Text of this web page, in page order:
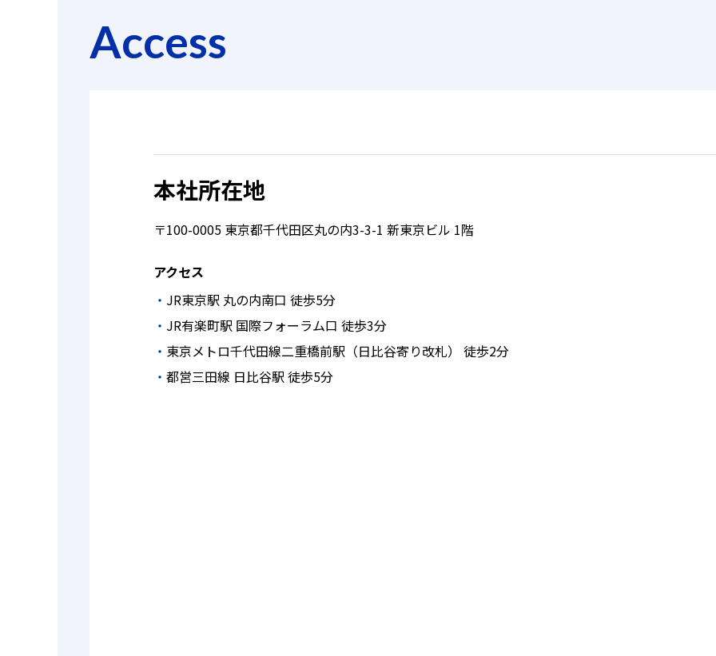
Access
本社所在地
〒100-0005 東京都千代田区丸の内3-3-1 新東京ビル 1階
アクセス
JR東京駅 丸の内南口 徒歩5分
JR有楽町駅 国際フォーラム口 徒歩3分
東京メトロ千代田線二重橋前駅（日比谷寄り改札） 徒歩2分
都営三田線 日比谷駅 徒歩5分